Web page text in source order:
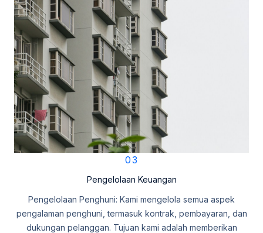
03
Pengelolaan Keuangan
Pengelolaan Penghuni: Kami mengelola semua aspek
pengalaman penghuni, termasuk kontrak, pembayaran, dan
dukungan pelanggan. Tujuan kami adalah memberikan